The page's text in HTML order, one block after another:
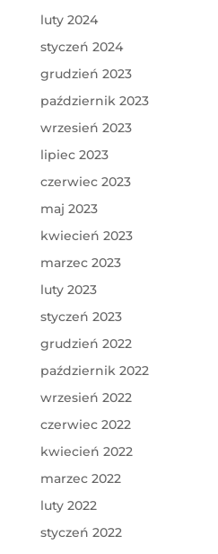
luty 2024
styczeń 2024
grudzień 2023
październik 2023
wrzesień 2023
lipiec 2023
czerwiec 2023
maj 2023
kwiecień 2023
marzec 2023
luty 2023
styczeń 2023
grudzień 2022
październik 2022
wrzesień 2022
czerwiec 2022
kwiecień 2022
marzec 2022
luty 2022
styczeń 2022